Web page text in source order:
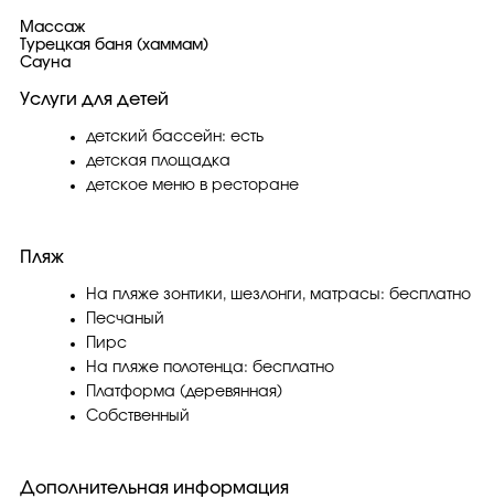
Массаж
Турецкая баня (хаммам)
Сауна
Услуги для детей
детский бассейн: есть
детская площадка
детское меню в ресторане
Пляж
На пляже зонтики, шезлонги, матрасы: бесплатно
Песчаный
Пирс
На пляже полотенца: бесплатно
Платформа (деревянная)
Собственный
Дополнительная информация